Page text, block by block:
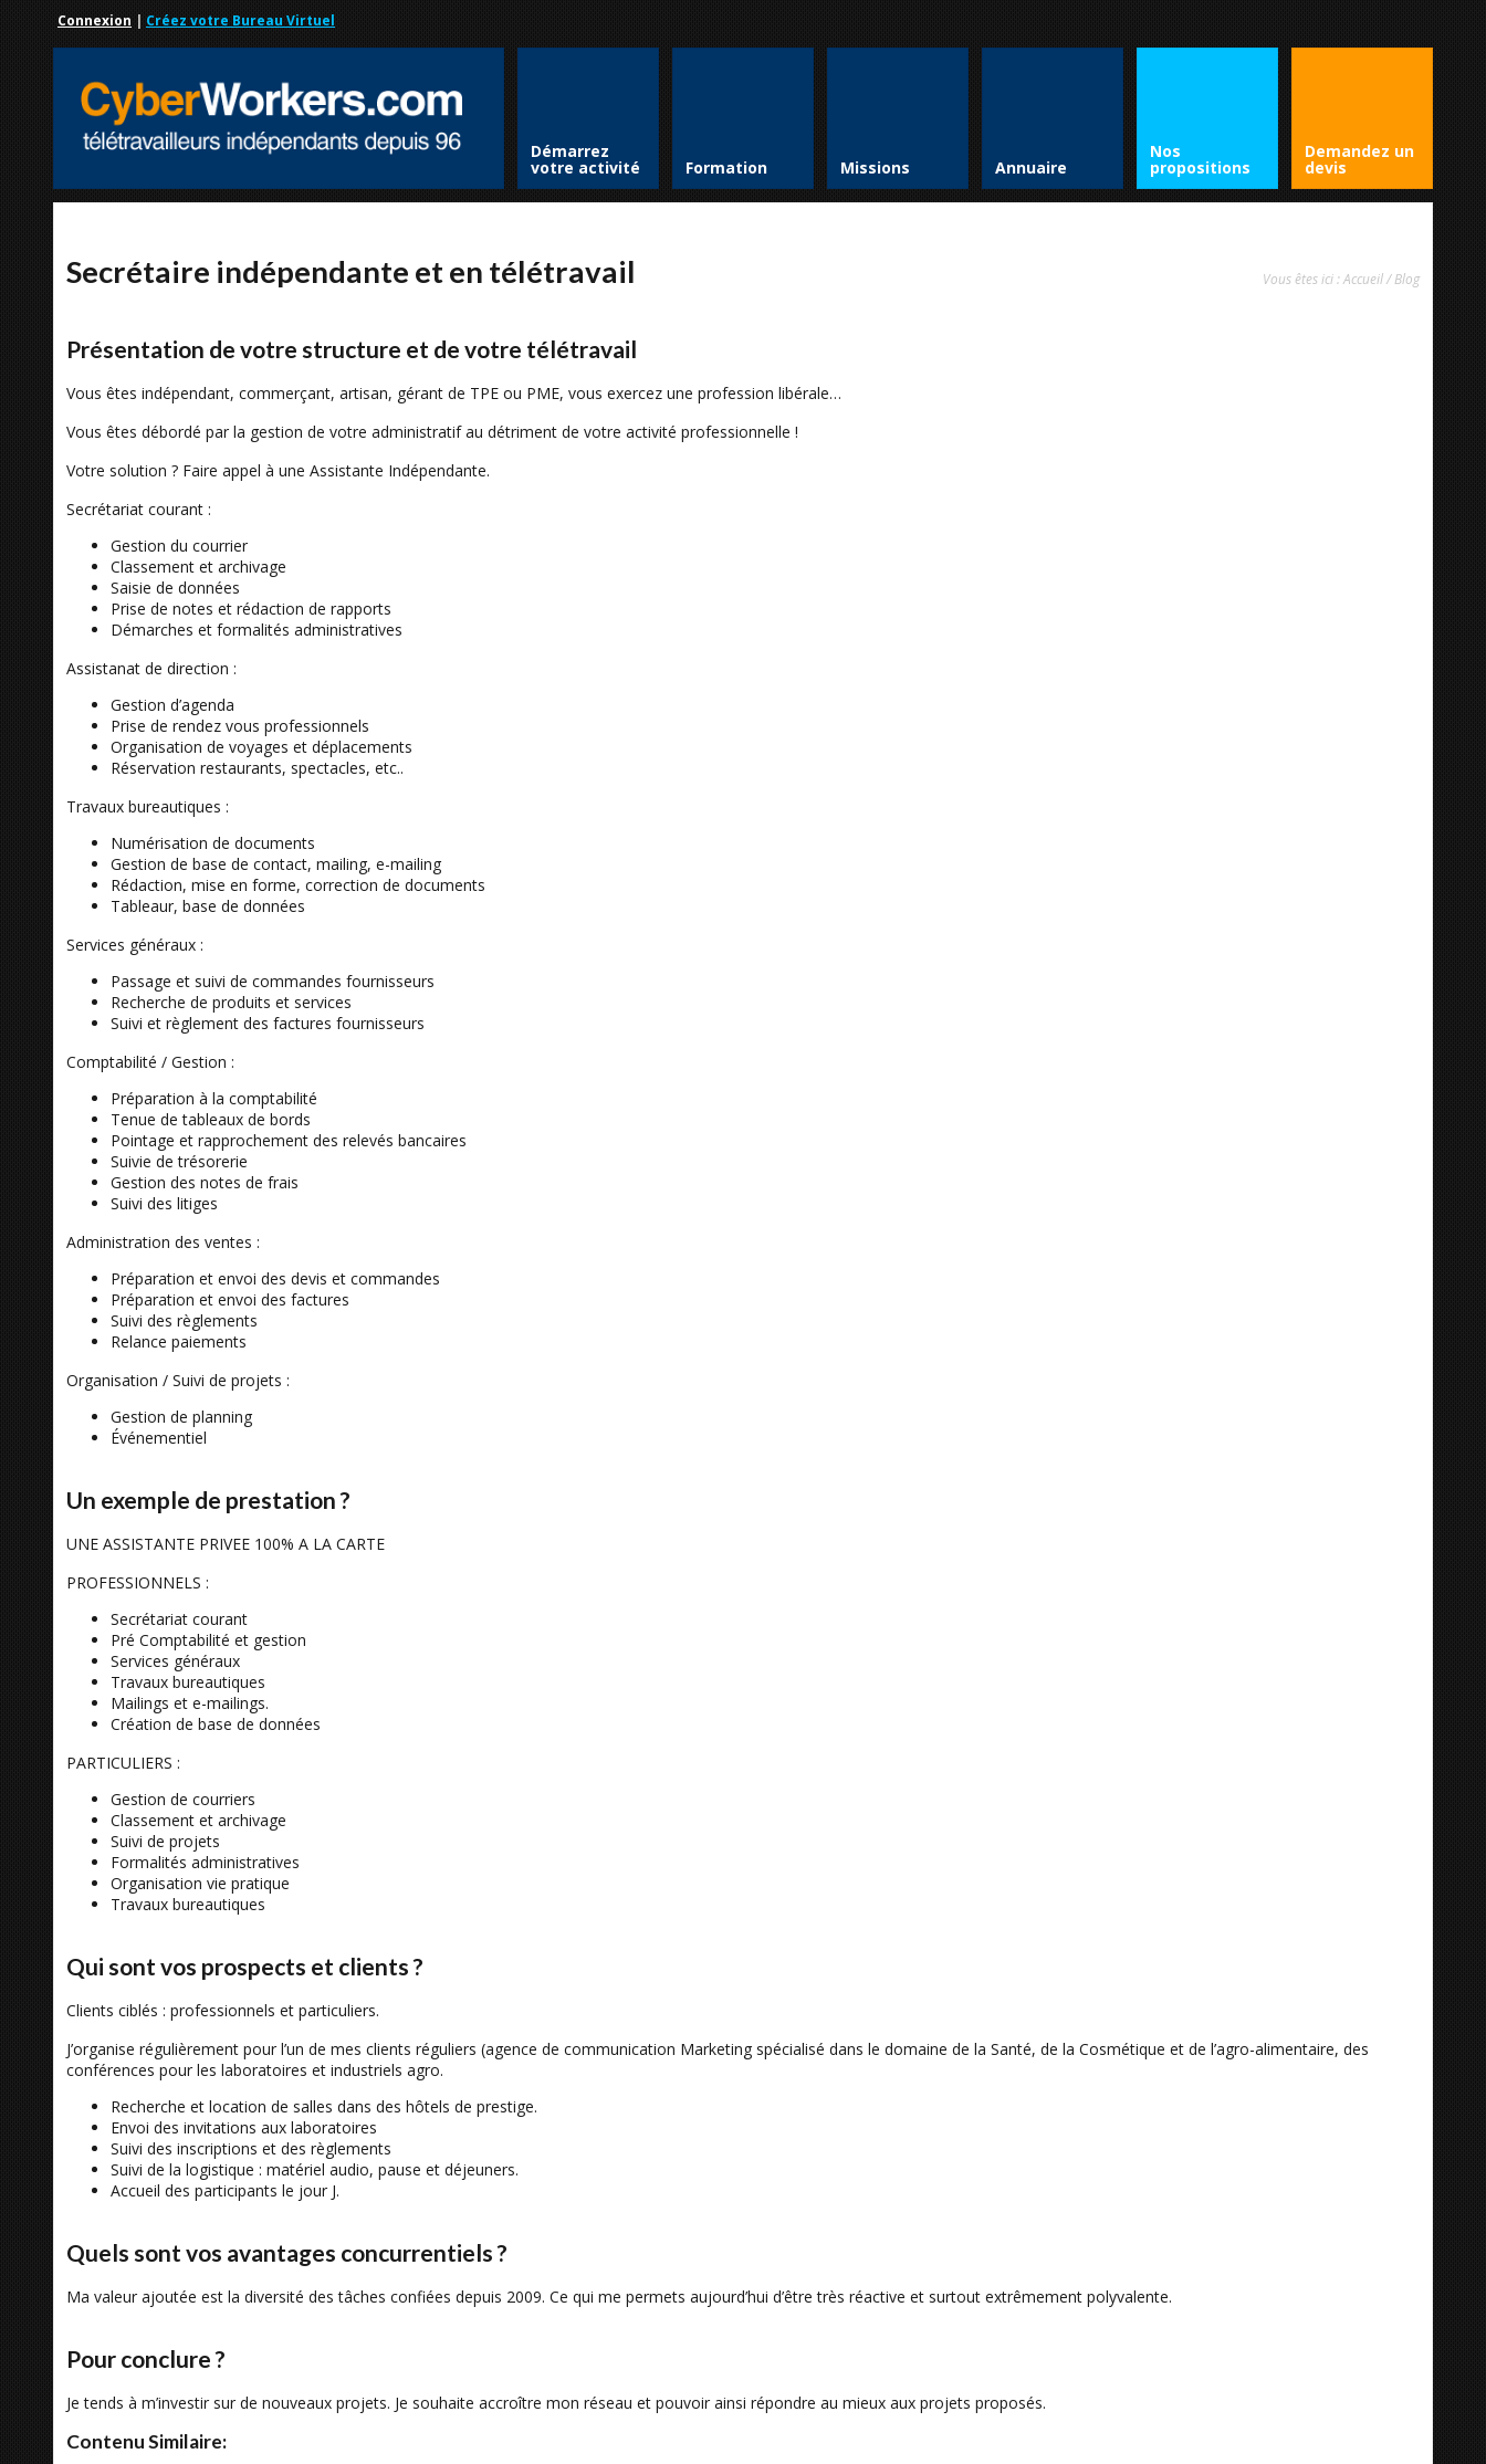
Connexion | Créez votre Bureau Virtuel
Démarrez
votre activité Formation Missions Annuaire
Nos
propositions
Demandez un
devis
Secrétaire indépendante et en télétravail Vous êtes ici :Accueil/Blog
Présentation de votre structure et de votre télétravail
Vous êtes indépendant, commerçant, artisan, gérant de TPE ou PME, vous exercez une profession libérale…
Vous êtes débordé par la gestion de votre administratif au détriment de votre activité professionnelle !
Votre solution ? Faire appel à une Assistante Indépendante.
Secrétariat courant :
Gestion du courrier
Classement et archivage
Saisie de données
Prise de notes et rédaction de rapports
Démarches et formalités administratives
Assistanat de direction :
Gestion d’agenda
Prise de rendez vous professionnels
Organisation de voyages et déplacements
Réservation restaurants, spectacles, etc..
Travaux bureautiques :
Numérisation de documents
Gestion de base de contact, mailing, e-mailing
Rédaction, mise en forme, correction de documents
Tableaur, base de données
Services généraux :
Passage et suivi de commandes fournisseurs
Recherche de produits et services
Suivi et règlement des factures fournisseurs
Comptabilité / Gestion :
Préparation à la comptabilité
Tenue de tableaux de bords
Pointage et rapprochement des relevés bancaires
Suivie de trésorerie
Gestion des notes de frais
Suivi des litiges
Administration des ventes :
Préparation et envoi des devis et commandes
Préparation et envoi des factures
Suivi des règlements
Relance paiements
Organisation / Suivi de projets :
Gestion de planning
Événementiel
Un exemple de prestation ?
UNE ASSISTANTE PRIVEE 100% A LA CARTE
PROFESSIONNELS :
Secrétariat courant
Pré Comptabilité et gestion
Services généraux
Travaux bureautiques
Mailings et e-mailings.
Création de base de données
PARTICULIERS :
Gestion de courriers
Classement et archivage
Suivi de projets
Formalités administratives
Organisation vie pratique
Travaux bureautiques
Qui sont vos prospects et clients ?
Clients ciblés : professionnels et particuliers.
J’organise régulièrement pour l’un de mes clients réguliers (agence de communication Marketing spécialisé dans le domaine de la Santé, de la Cosmétique et de l’agro-alimentaire, des
conférences pour les laboratoires et industriels agro.
Recherche et location de salles dans des hôtels de prestige.
Envoi des invitations aux laboratoires
Suivi des inscriptions et des règlements
Suivi de la logistique : matériel audio, pause et déjeuners.
Accueil des participants le jour J.
Quels sont vos avantages concurrentiels ?
Ma valeur ajoutée est la diversité des tâches confiées depuis 2009. Ce qui me permets aujourd’hui d’être très réactive et surtout extrêmement polyvalente.
Pour conclure ?
Je tends à m’investir sur de nouveaux projets. Je souhaite accroître mon réseau et pouvoir ainsi répondre au mieux aux projets proposés.
Contenu Similaire: